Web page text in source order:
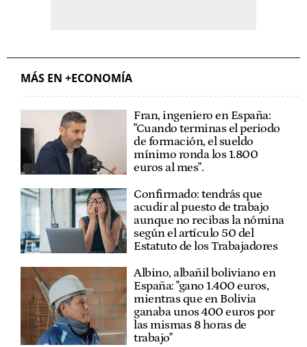
MÁS EN +ECONOMÍA
Fran, ingeniero en España:
"Cuando terminas el periodo
de formación, el sueldo
mínimo ronda los 1.800
euros al mes".
Confirmado: tendrás que
acudir al puesto de trabajo
aunque no recibas la nómina
según el artículo 50 del
Estatuto de los Trabajadores
Albino, albañil boliviano en
España: "gano 1.400 euros,
mientras que en Bolivia
ganaba unos 400 euros por
las mismas 8 horas de
trabajo"